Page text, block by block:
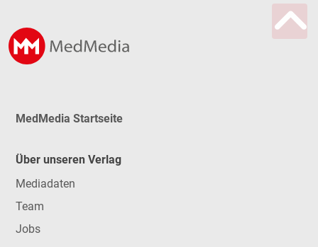
MedMedia Startseite
Über unseren Verlag
Mediadaten
Team
Jobs